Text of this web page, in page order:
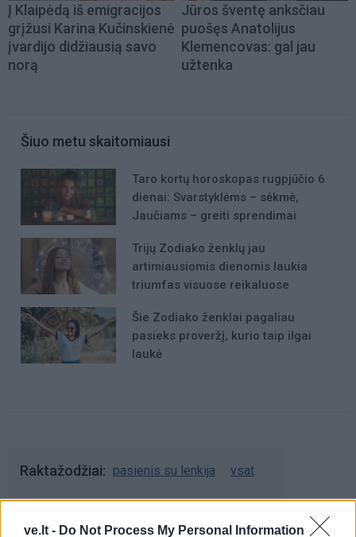
ve.lt - Do Not Process My Personal Information
Į Klaipėdą iš emigracijos
grįžusi Karina Kučinskienė
įvardijo didžiausią savo
norą
Jūros šventę anksčiau
puošęs Anatolijus
Klemencovas: gal jau
užtenka
Šiuo metu skaitomiausi
Taro kortų horoskopas rugpjūčio 6
dienai: Svarstyklėms – sėkmė,
Jaučiams – greiti sprendimai
Trijų Zodiako ženklų jau
artimiausiomis dienomis laukia
triumfas visuose reikaluose
Šie Zodiako ženklai pagaliau
pasieks proveržį, kurio taip ilgai
laukė
Raktažodžiai pasienis su lenkija vsat